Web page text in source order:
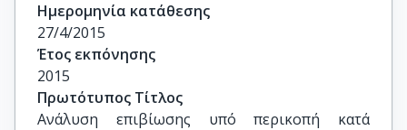
Ημερομηνία κατάθεσης
27/4/2015
Έτος εκπόνησης
2015
Πρωτότυπος Τίτλος
Ανάλυση επιβίωσης υπό περικοπή κατά